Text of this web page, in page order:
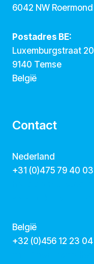
6042 NW Roermond
Postadres BE:
Luxemburgstraat 20
9140 Temse
België
Contact
Nederland
+31 (0)475 79 40 03
België
‭+32 (0)456 12 23 04‬